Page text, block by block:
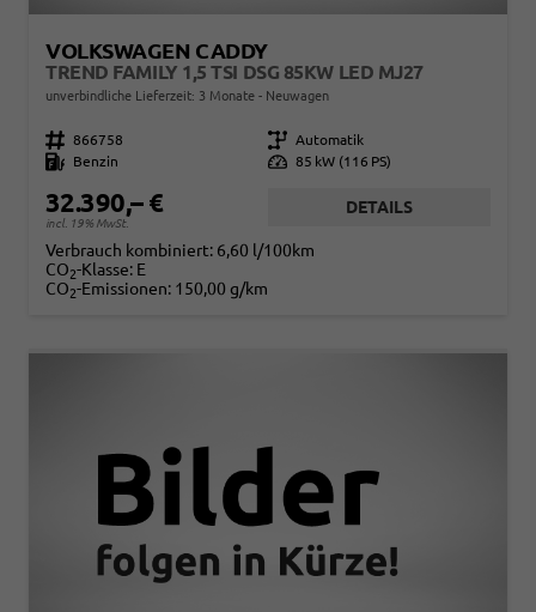
VOLKSWAGEN CADDY
TREND FAMILY 1,5 TSI DSG 85KW LED MJ27
unverbindliche Lieferzeit: 3 Monate Neuwagen
Fahrzeugnr. 866758 Getriebe Automatik
Kraftstoff
Benzin Leistung 85 kW (116 PS)
32.390,– €
incl. 19% MwSt.
DETAILS
Verbrauch kombiniert: 6,60 l/100km
CO2-Klasse: E
CO2-Emissionen: 150,00 g/km